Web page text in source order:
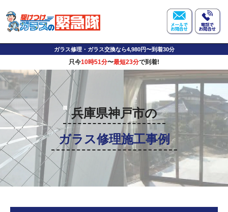
ガラス修理・ガラス交換なら4,980円〜到着30分
只今10時51分〜最短23分で到着!
兵庫県神戸市の
ガラス修理施工事例